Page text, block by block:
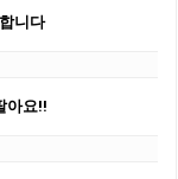
니다
아요!!